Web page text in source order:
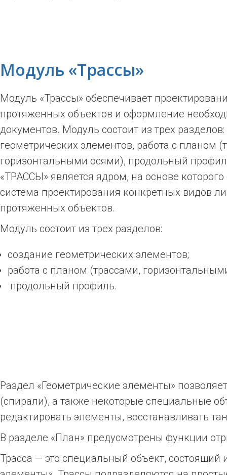
Модуль «Трассы»
Модуль «Трассы» обеспечивает
протяженных объектов и оформление
документов. Модуль состоит из трех
геометрических элементов, работа с планом
горизонтальными осями), продольный
«ТРАССЫ» является ядром, на основе которого
система проектирования конкретных видов
протяженных объектов.
Модуль состоит из трех разделов:
создание геометрических элементов;
работа с планом (трассами,
продольный профиль.
Раздел «Геометрические элементы»
(спирали), а также некоторые специальные
редактировать элементы, восстанавливать
В разделе «План» предусмотрены функции
Трасса — это специальный объект, состоящий